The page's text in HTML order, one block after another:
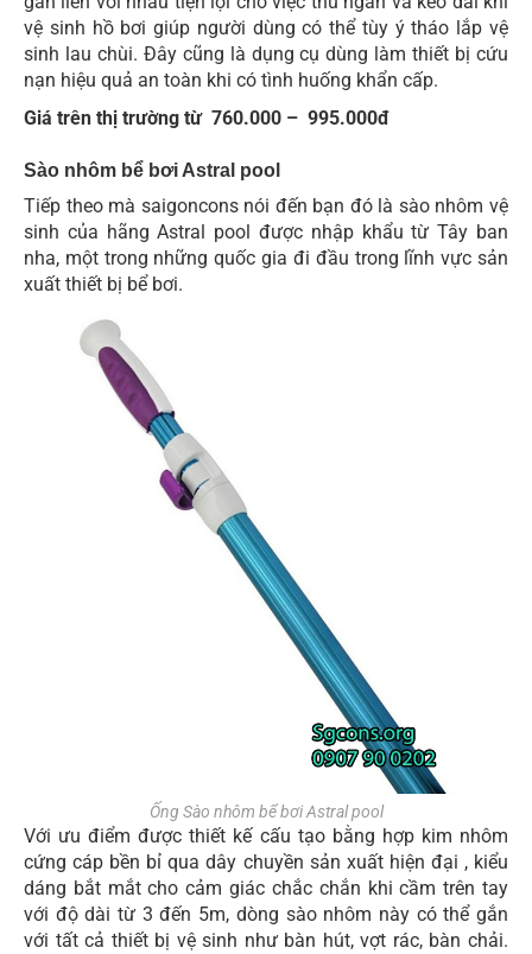
vệ sinh hồ bơi giúp người dùng có thể tùy ý tháo lắp vệ
sinh lau chùi. Đây cũng là dụng cụ dùng làm thiết bị cứu
nạn hiệu quả an toàn khi có tình huống khẩn cấp.
Giá trên thị trường từ 760.000 – 995.000đ
Sào nhôm bể bơi Astral pool
Tiếp theo mà saigoncons nói đến bạn đó là sào nhôm vệ
sinh của hãng Astral pool được nhập khẩu từ Tây ban
nha, một trong những quốc gia đi đầu trong lĩnh vực sản
xuất thiết bị bể bơi.
Ống Sào nhôm bể bơi Astral pool
Với ưu điểm được thiết kế cấu tạo bằng hợp kim nhôm
cứng cáp bền bỉ qua dây chuyền sản xuất hiện đại , kiểu
dáng bắt mắt cho cảm giác chắc chắn khi cầm trên tay
với độ dài từ 3 đến 5m, dòng sào nhôm này có thể gắn
với tất cả thiết bị vệ sinh như bàn hút, vợt rác, bàn chải.